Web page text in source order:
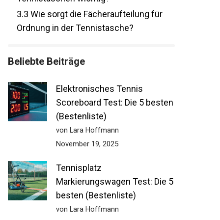
3.3Wie sorgt die Fächeraufteilung für
Ordnung in der Tennistasche?
Beliebte Beiträge
Elektronisches Tennis
Scoreboard Test: Die 5
besten (Bestenliste)
von Lara Hoffmann
November 19, 2025
Tennisplatz
Markierungswagen Test: Die
5 besten (Bestenliste)
von Lara Hoffmann